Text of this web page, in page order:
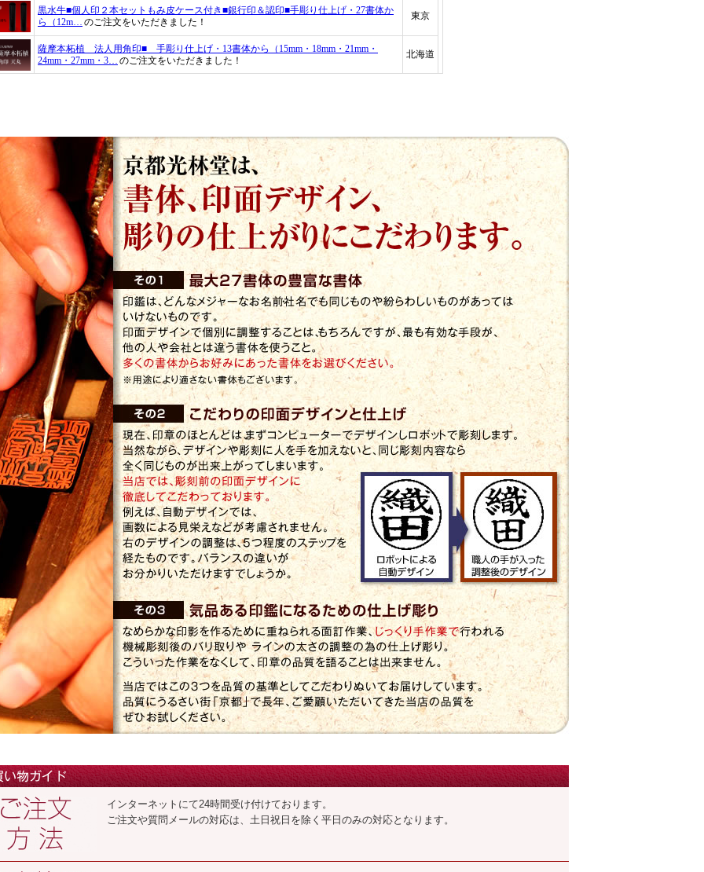
インターネットにて24時間受け付けております。
ご注文や質問メールの対応は、土日祝日を除く平日のみの対応となります。